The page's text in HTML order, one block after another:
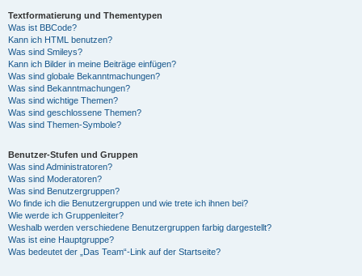
Textformatierung und Thementypen
Was ist BBCode?
Kann ich HTML benutzen?
Was sind Smileys?
Kann ich Bilder in meine Beiträge einfügen?
Was sind globale Bekanntmachungen?
Was sind Bekanntmachungen?
Was sind wichtige Themen?
Was sind geschlossene Themen?
Was sind Themen-Symbole?
Benutzer-Stufen und Gruppen
Was sind Administratoren?
Was sind Moderatoren?
Was sind Benutzergruppen?
Wo finde ich die Benutzergruppen und wie trete ich ihnen bei?
Wie werde ich Gruppenleiter?
Weshalb werden verschiedene Benutzergruppen farbig dargestellt?
Was ist eine Hauptgruppe?
Was bedeutet der „Das Team“-Link auf der Startseite?